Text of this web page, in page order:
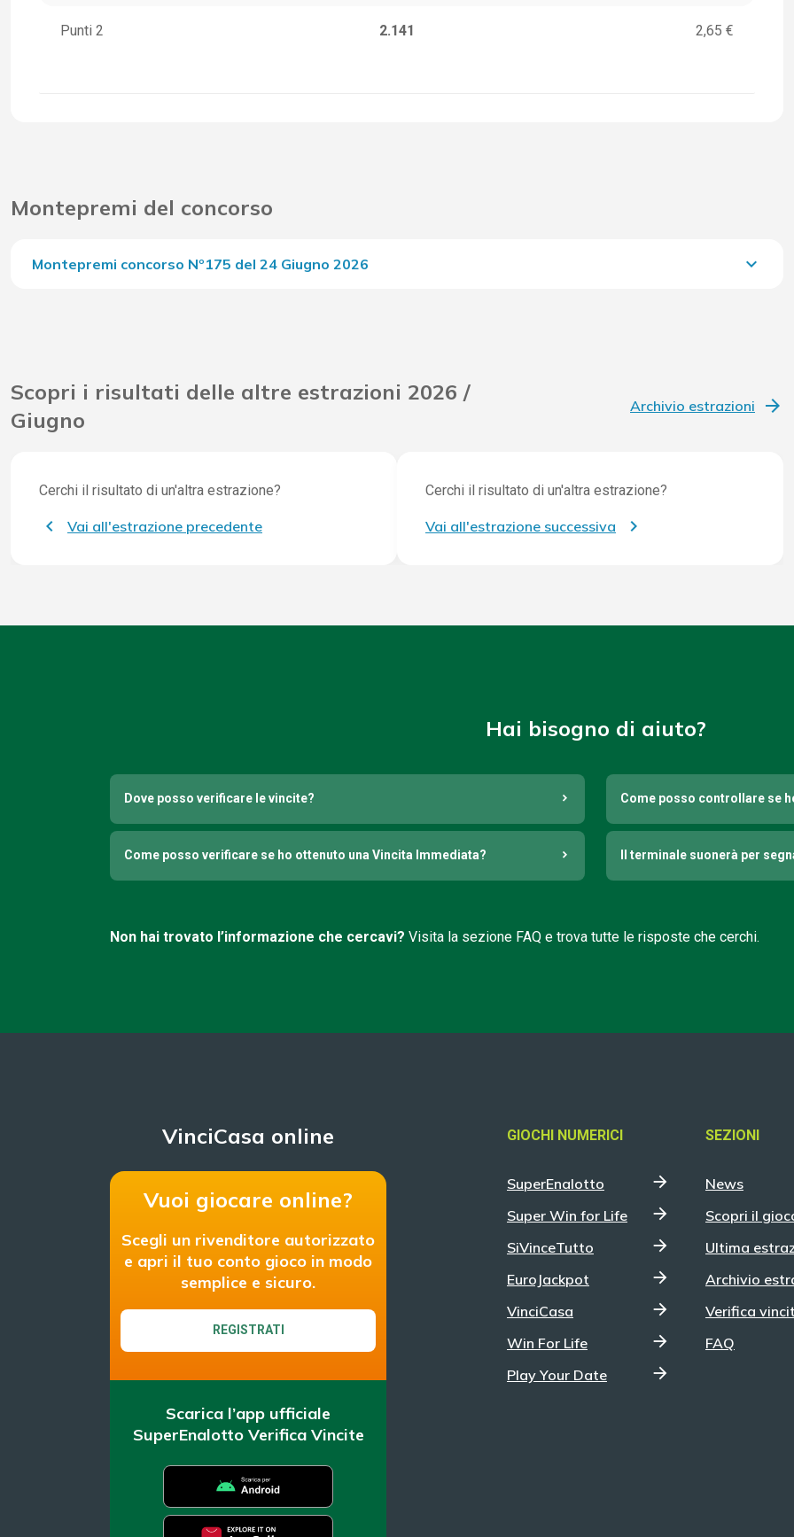
Punti 2 2.141 2,65 €
Montepremi del concorso
Montepremi concorso Nº175 del 24 Giugno 2026 keyboard_arrow_down
Scopri i risultati delle altre estrazioni 2026 /
Giugno
Archivio estrazioni
Cerchi il risultato di un'altra estrazione?
Vai all'estrazione precedente
Cerchi il risultato di un'altra estrazione?
Vai all'estrazione successiva
Hai bisogno di aiuto?
Dove posso verificare le vincite? Come posso controllare se
Come posso verificare se ho ottenuto una Vincita Immediata? Il terminale suonerà per
Non hai trovato l’informazione che cercavi? Visita la sezione FAQ e trova tutte le risposte che cerchi.
VinciCasa online
Vuoi giocare online?
Scegli un rivenditore autorizzato
e apri il tuo conto gioco in modo
semplice e sicuro.
REGISTRATI
Scarica l’app ufficiale
SuperEnalotto Verifica Vincite
GIOCHI NUMERICI
SuperEnalotto
Super Win for Life
SiVinceTutto
EuroJackpot
VinciCasa
Win For Life
Play Your Date
SEZIONI
News
Scopri il
Ultima
Archivio
Verifica
FAQ